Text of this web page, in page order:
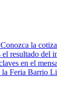
Conozca la